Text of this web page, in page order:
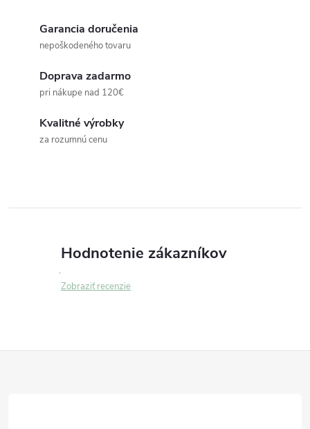
i
Garancia doručenia
nepoškodeného tovaru
Doprava zadarmo
pri nákupe nad 120€
Kvalitné výrobky
za rozumnú cenu
Hodnotenie zákazníkov
Zobraziť recenzie